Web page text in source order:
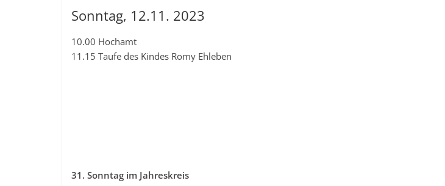
Sonntag, 12.11. 2023
10.00 Hochamt
11.15 Taufe des Kindes Romy Ehleben
31. Sonntag im Jahreskreis